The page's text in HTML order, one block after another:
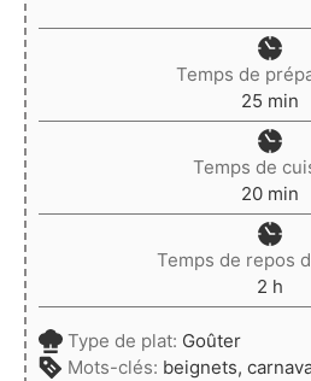
Temps de
25 min
Temps de
20 min
Temps de repos
2 h
Type de plat: Goûter
Mots-clés: beignets,